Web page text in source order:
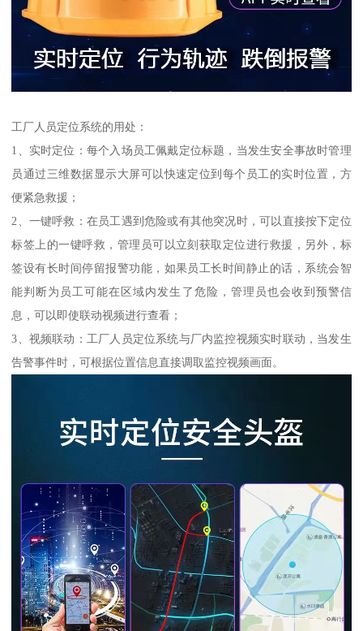
工厂人员定位系统的用处：
1、实时定位：每个入场员工佩戴定位标题，当发生安全事故时管理
员通过三维数据显示大屏可以快速定位到每个员工的实时位置，方
便紧急救援；
2、一键呼救：在员工遇到危险或有其他突况时，可以直接按下定位
标签上的一键呼救，管理员可以立刻获取定位进行救援，另外，标
签设有长时间停留报警功能，如果员工长时间静止的话，系统会智
能判断为员工可能在区域内发生了危险，管理员也会收到预警信
息，可以即使联动视频进行查看；
3、视频联动：工厂人员定位系统与厂内监控视频实时联动，当发生
告警事件时，可根据位置信息直接调取监控视频画面。